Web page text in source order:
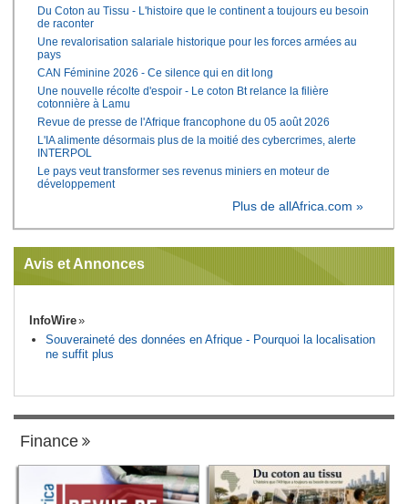
Du Coton au Tissu - L'histoire que le continent a toujours eu besoin
de raconter
Une revalorisation salariale historique pour les forces armées au
pays
CAN Féminine 2026 - Ce silence qui en dit long
Une nouvelle récolte d'espoir - Le coton Bt relance la filière
cotonnière à Lamu
Revue de presse de l'Afrique francophone du 05 août 2026
L'IA alimente désormais plus de la moitié des cybercrimes, alerte
INTERPOL
Le pays veut transformer ses revenus miniers en moteur de
développement
Plus de allAfrica.com »
Avis et Annonces
InfoWire
Souveraineté des données en Afrique - Pourquoi la localisation
ne suffit plus
Finance